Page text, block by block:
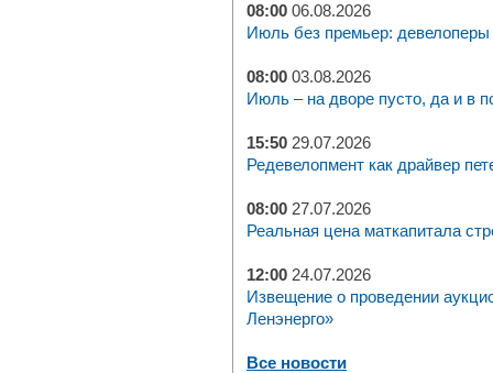
08:00 06.08.2026
Июль без премьер: девелоперы
08:00 03.08.2026
Июль – на дворе пусто, да и в
15:50 29.07.2026
Редевелопмент как драйвер
08:00 27.07.2026
Реальная цена маткапитала
12:00 24.07.2026
Извещение о проведении
Ленэнерго»
Все новости